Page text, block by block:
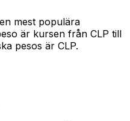
mest populära
är kursen från CLP till
pesos är CLP.